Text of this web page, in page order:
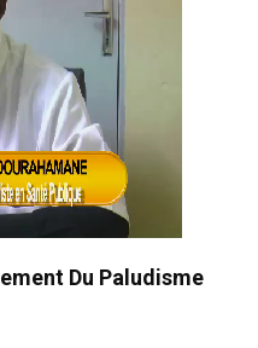
Du Paludisme